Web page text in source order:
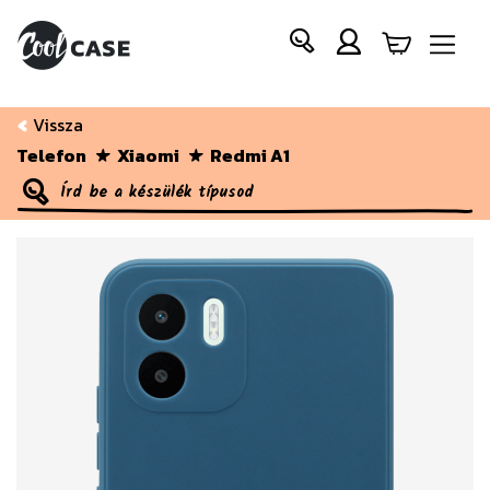
Vissza
Telefon
Xiaomi Redmi A1